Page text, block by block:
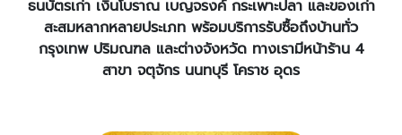
ธนบัตรเก่า เงินโบราณ เบญจรงค์ กระเพาะปลา และของเก่า
สะสมหลากหลายประเภท พร้อมบริการรับซื้อถึงบ้านทั่ว
กรุงเทพ ปริมณฑล และต่างจังหวัด ทางเรามีหน้าร้าน 4
สาขา จตุจักร นนทบุรี โคราช อุดร